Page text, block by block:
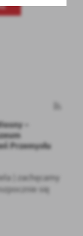
–
Przemysłu
) zachęcamy
się